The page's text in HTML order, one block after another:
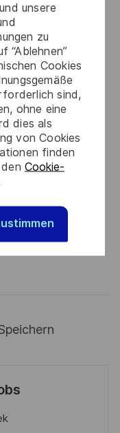
unsere
zu
“Ablehnen”
Cookies
sind,
ohne eine
dies als
von Cookies
finden
Cookie-
reconnait
meilleur
!
à des
la défense
l'objet d'une
aux
et suivants du
SGDSN/PSE